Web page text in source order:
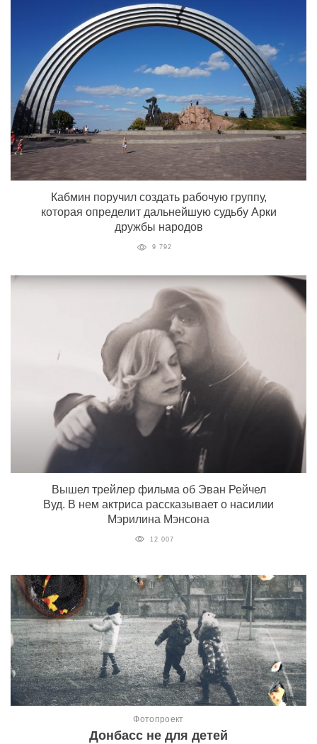
Кабмин поручил создать рабочую группу,
которая определит дальнейшую судьбу Арки
дружбы народов
9 792
Вышел трейлер фильма об Эван Рейчел
Вуд. В нем актриса рассказывает о насилии
Мэрилина Мэнсона
12 007
Фотопроект
Донбасс не для детей